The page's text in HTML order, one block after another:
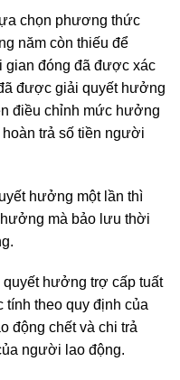
chọn phương thức
năm còn thiếu để
đóng đã được xác
được giải quyết hưởng
điều chỉnh mức hưởng
trả số tiền người
hưởng một lần thì
mà bảo lưu thời
hưởng trợ cấp tuất
theo quy định của
động chết và chi trả
người lao động.